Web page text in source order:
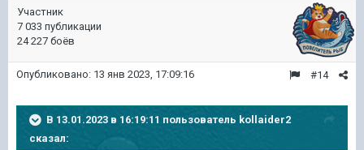
Участник
7 033 публикации
24 227 боёв
#14
Опубликовано: 13 янв 2023, 17:09:16
В 13.01.2023 в 16:19:11 пользователь kollaider2
сказал: